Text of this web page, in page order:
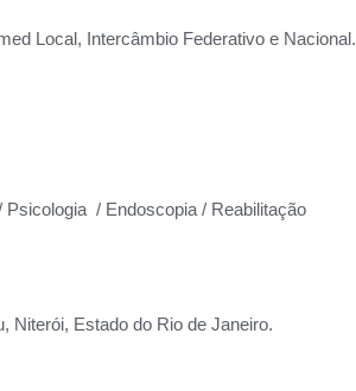
Local, Intercâmbio Federativo e Nacional.
Psicologia / Endoscopia / Reabilitação
Niterói, Estado do Rio de Janeiro.